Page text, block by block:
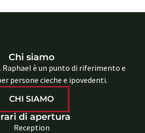
Chi siamo
Raphael è un punto di riferimento e
persone cieche e ipovedenti.
CHI SIAMO
di apertura
Reception